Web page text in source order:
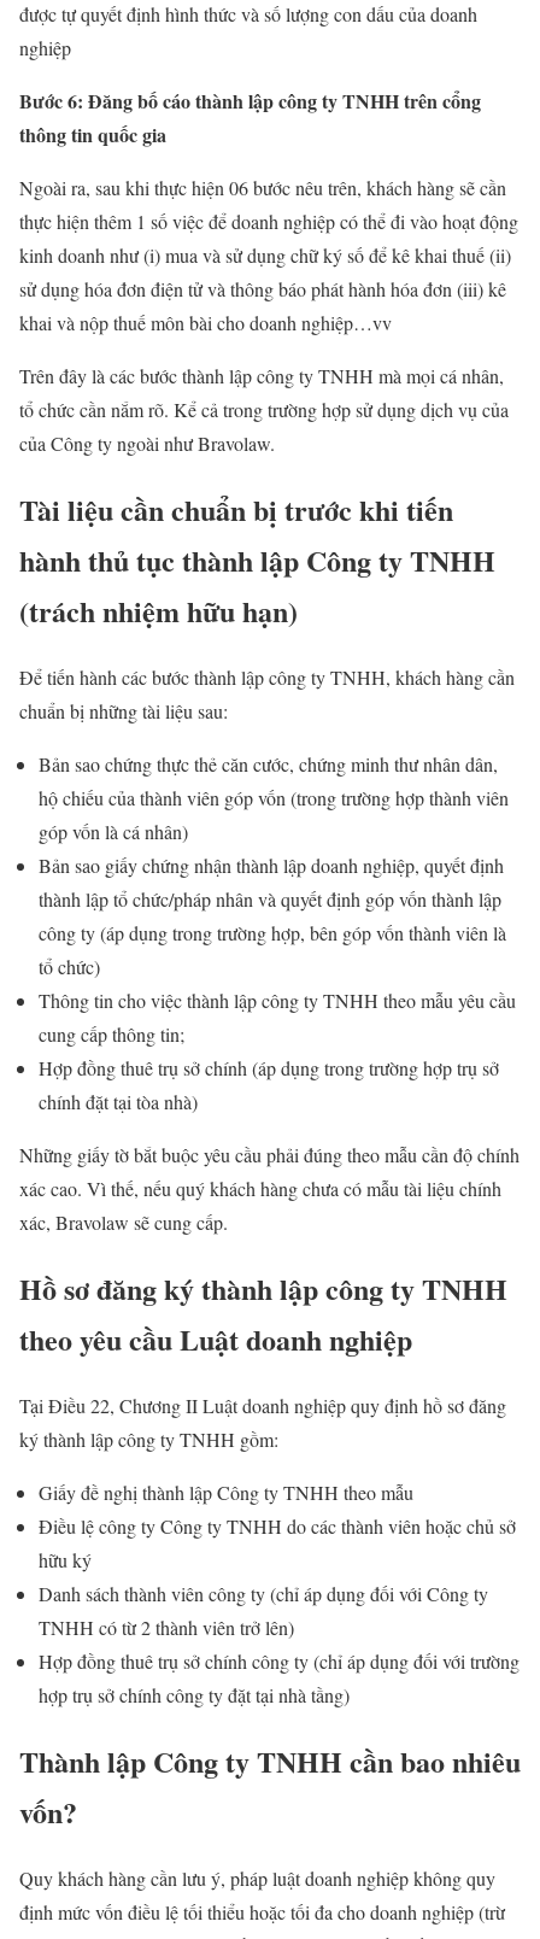
được tự quyết định hình thức và số lượng con dấu của doanh
nghiệp
Bước 6: Đăng bố cáo thành lập công ty TNHH trên cổng
thông tin quốc gia
Ngoài ra, sau khi thực hiện 06 bước nêu trên, khách hàng sẽ cần
thực hiện thêm 1 số việc để doanh nghiệp có thể đi vào hoạt động
kinh doanh như (i) mua và sử dụng chữ ký số để kê khai thuế (ii)
sử dụng hóa đơn điện tử và thông báo phát hành hóa đơn (iii) kê
khai và nộp thuế môn bài cho doanh nghiệp…vv
Trên đây là các bước thành lập công ty TNHH mà mọi cá nhân,
tổ chức cần nắm rõ. Kể cả trong trường hợp sử dụng dịch vụ của
của Công ty ngoài như Bravolaw.
Tài liệu cần chuẩn bị trước khi tiến
hành thủ tục thành lập Công ty TNHH
(trách nhiệm hữu hạn)
Để tiến hành các bước thành lập công ty TNHH, khách hàng cần
chuẩn bị những tài liệu sau:
Bản sao chứng thực thẻ căn cước, chứng minh thư nhân dân,
hộ chiếu của thành viên góp vốn (trong trường hợp thành viên
góp vốn là cá nhân)
Bản sao giấy chứng nhận thành lập doanh nghiệp, quyết định
thành lập tổ chức/pháp nhân và quyết định góp vốn thành lập
công ty (áp dụng trong trường hợp, bên góp vốn thành viên là
tổ chức)
Thông tin cho việc thành lập công ty TNHH theo mẫu yêu cầu
cung cấp thông tin;
Hợp đồng thuê trụ sở chính (áp dụng trong trường hợp trụ sở
chính đặt tại tòa nhà)
Những giấy tờ bắt buộc yêu cầu phải đúng theo mẫu cần độ chính
xác cao. Vì thế, nếu quý khách hàng chưa có mẫu tài liệu chính
xác, Bravolaw sẽ cung cấp.
Hồ sơ đăng ký thành lập công ty TNHH
theo yêu cầu Luật doanh nghiệp
Tại Điều 22, Chương II Luật doanh nghiệp quy định hồ sơ đăng
ký thành lập công ty TNHH gồm:
Giấy đề nghị thành lập Công ty TNHH theo mẫu
Điều lệ công ty Công ty TNHH do các thành viên hoặc chủ sở
hữu ký
Danh sách thành viên công ty (chỉ áp dụng đối với Công ty
TNHH có từ 2 thành viên trở lên)
Hợp đồng thuê trụ sở chính công ty (chỉ áp dụng đối với trường
hợp trụ sở chính công ty đặt tại nhà tầng)
Thành lập Công ty TNHH cần bao nhiêu
vốn?
Quy khách hàng cần lưu ý, pháp luật doanh nghiệp không quy
định mức vốn điều lệ tối thiểu hoặc tối đa cho doanh nghiệp (trừ